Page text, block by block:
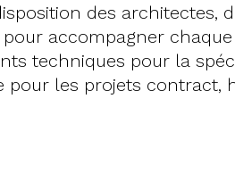
des architectes,
accompagner
techniques pour la
les projets contract,